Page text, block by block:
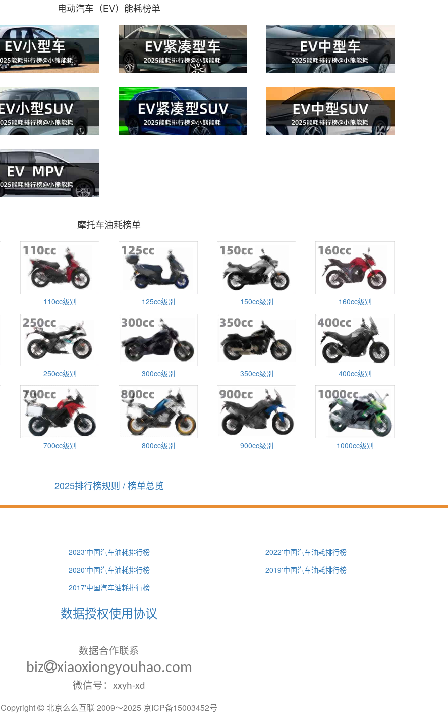
电动汽车（EV）能耗榜单
摩托车油耗榜单
110cc级别 125cc级别 150cc级别 160cc级别
250cc级别 300cc级别 350cc级别 400cc级别
700cc级别 800cc级别 900cc级别 1000cc级别
2025排行榜规则 / 榜单总览
2023'中国汽车油耗排行榜
2022'中国汽车油耗排行榜
2020'中国汽车油耗排行榜
2019'中国汽车油耗排行榜
2017'中国汽车油耗排行榜
数据授权使用协议
数据合作联系
biz xiaoxiongyouhao.com
微信号：xxyh-xd
Copyright 北京么么互联 2009～2025 京ICP备15003452号